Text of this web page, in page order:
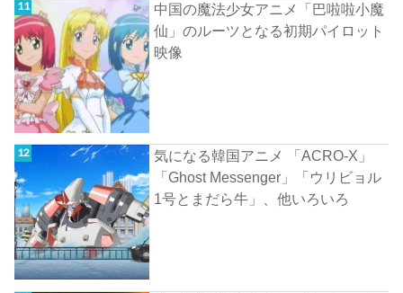
中国の魔法少女アニメ「巴啦啦小魔
仙」のルーツとなる初期パイロット
映像
気になる韓国アニメ 「ACRO-X」
「Ghost Messenger」「ウリビョル
1号とまだら牛」、他いろいろ